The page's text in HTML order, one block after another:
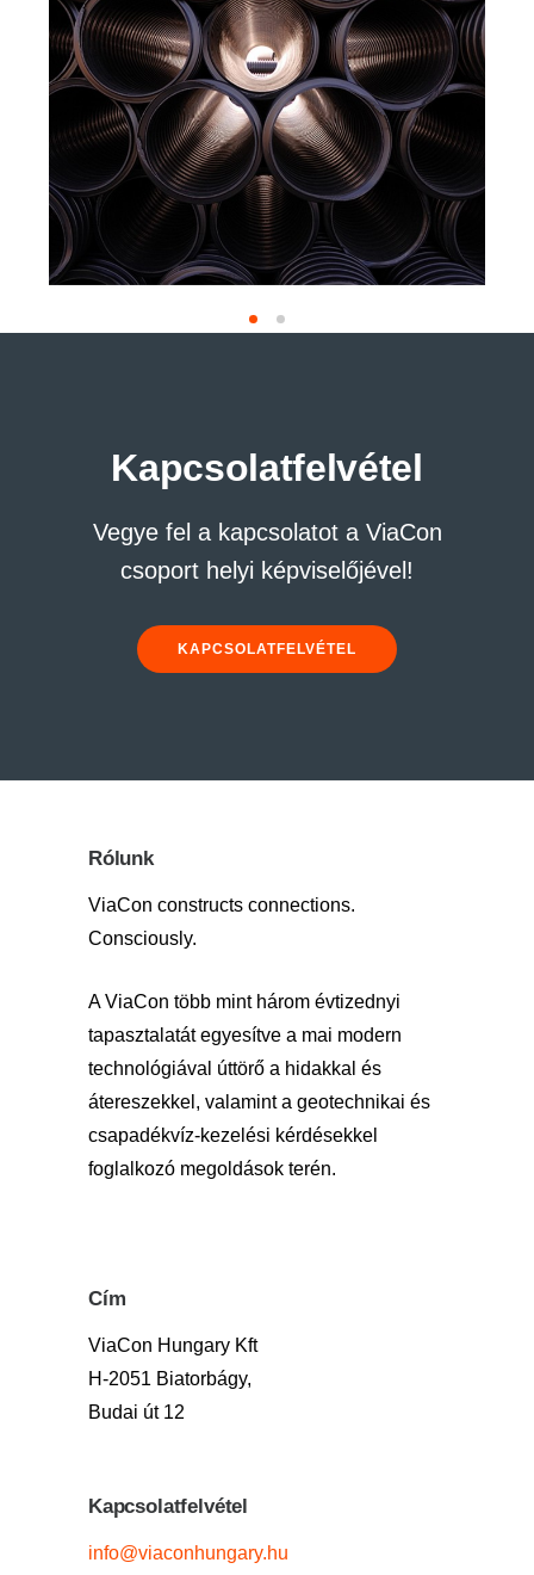
Kapcsolatfelvétel
Vegye fel a kapcsolatot a ViaCon
csoport helyi képviselőjével!
KAPCSOLATFELVÉTEL
Rólunk
ViaCon constructs connections.
Consciously.
A ViaCon több mint három évtizednyi
tapasztalatát egyesítve a mai modern
technológiával úttörő a hidakkal és
átereszekkel, valamint a geotechnikai és
csapadékvíz-kezelési kérdésekkel
foglalkozó megoldások terén.
Cím
ViaCon Hungary Kft
H-2051 Biatorbágy,
Budai út 12
Kapcsolatfelvétel
info@viaconhungary.hu